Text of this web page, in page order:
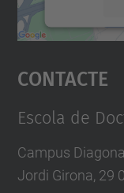
Contacte
Escola de
Campus
Jordi Girona, 29